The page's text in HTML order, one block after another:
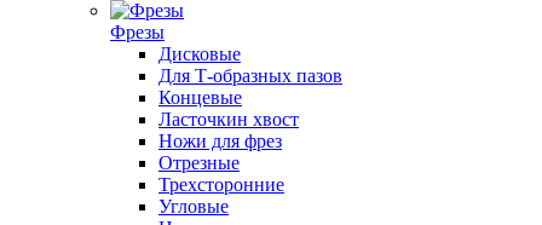
Фрезы
Дисковые
Для Т-образных пазов
Концевые
Ласточкин хвост
Ножи для фрез
Отрезные
Трехсторонние
Угловые